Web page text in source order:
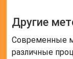
Другие
Современные
различные